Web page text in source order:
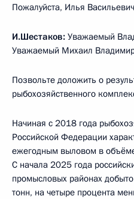
Пожалуйста, Илья
И.Шестаков: Уважаемый
Уважаемый Михаил
Позвольте доложить о
рыбохозяйственного
Начиная с 2018 года
Российской Федерации
ежегодным выловом в
С начала 2025 года
промысловых районах
тонн, на четыре процента